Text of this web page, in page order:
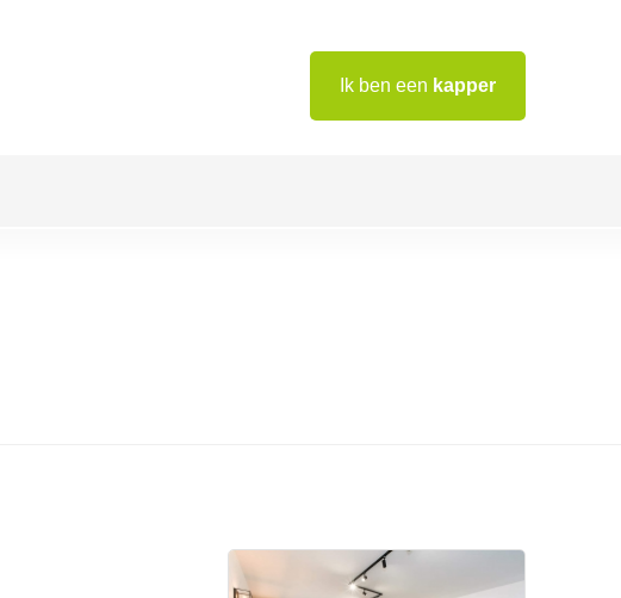
Ik ben een kapper